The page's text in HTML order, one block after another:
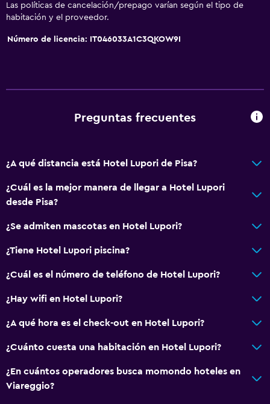
Las políticas de cancelación/prepago varían según el tipo de
habitación y el proveedor.
Número de licencia: IT046033A1C3QKOW9I
Preguntas frecuentes
¿A qué distancia está Hotel Lupori de Pisa?
¿Cuál es la mejor manera de llegar a Hotel Lupori
desde Pisa?
¿Se admiten mascotas en Hotel Lupori?
¿Tiene Hotel Lupori piscina?
¿Cuál es el número de teléfono de Hotel Lupori?
¿Hay wifi en Hotel Lupori?
¿A qué hora es el check-out en Hotel Lupori?
¿Cuánto cuesta una habitación en Hotel Lupori?
¿En cuántos operadores busca momondo hoteles en
Viareggio?